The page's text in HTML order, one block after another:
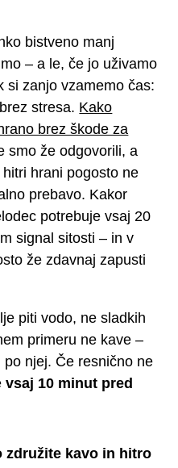
bistveno manj
– a le, če jo uživamo
si zanjo vzamemo čas:
stresa. Kako
brez škode za
smo že odgovorili, a
hrani pogosto ne
prebavo. Kakor
potrebuje vsaj 20
signal sitosti – in v
že zdavnaj zapusti
piti vodo, ne sladkih
primeru ne kave –
njej. Če resnično ne
vsaj 10 minut pred
združite kavo in hitro